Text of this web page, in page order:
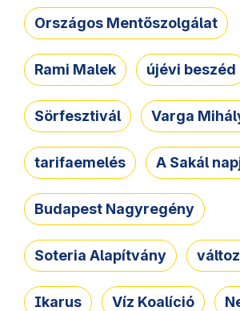
Országos Mentőszolgálat
Rami Malek újévi beszéd
Sörfesztivál Varga
tarifaemelés A Sakál
Budapest Nagyregény
Soteria Alapítvány
Ikarus Víz Koalíció